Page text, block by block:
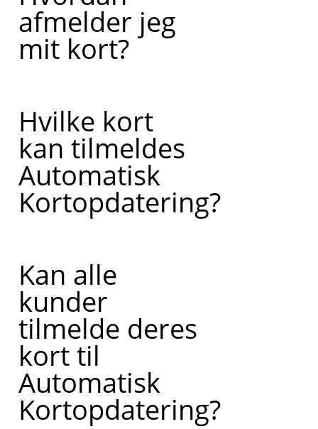
afmelder jeg
mit kort?
Hvilke kort
kan tilmeldes
Automatisk
Kortopdatering?
Kan alle
kunder
tilmelde deres
kort til
Automatisk
Kortopdatering?